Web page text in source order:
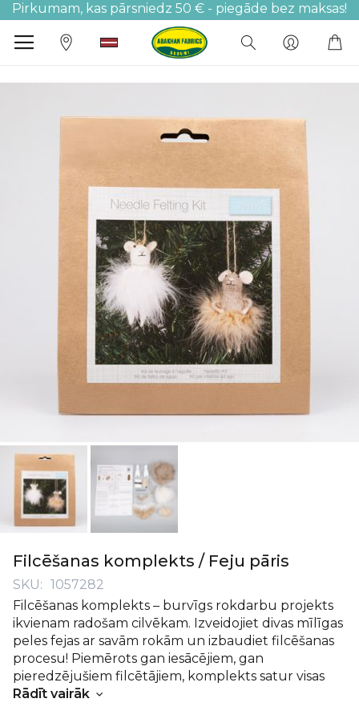
Pirkumam, kas pārsniedz 50 € - piegāde bez maksas!
Filcēšanas komplekts / Feju pāris
SKU
1057282
Filcēšanas komplekts – burvīgs rokdarbu projekts
ikvienam radošam cilvēkam. Izveidojiet divas mīlīgas
peles fejas ar savām rokām un izbaudiet filcēšanas
procesu! Piemērots gan iesācējiem, gan
pieredzējušiem filcētājiem, komplekts satur visas
nepieciešamās pamatdaļas, lai sāktu uzreiz.
Rādīt vairāk
uz
galerijas
sākumu